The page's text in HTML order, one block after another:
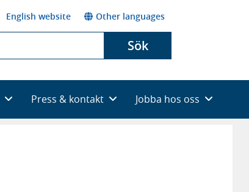
English website Other languages
Sök
Press & kontakt Jobba hos oss